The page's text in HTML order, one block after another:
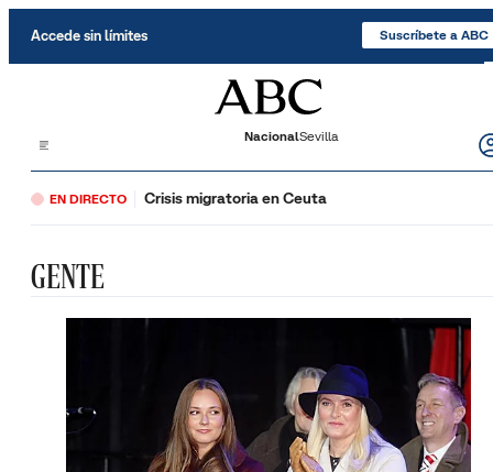
Accede sin límites Suscríbete a ABC
NacionalSevilla
EN DIRECTO Crisis migratoria en Ceuta
GENTE